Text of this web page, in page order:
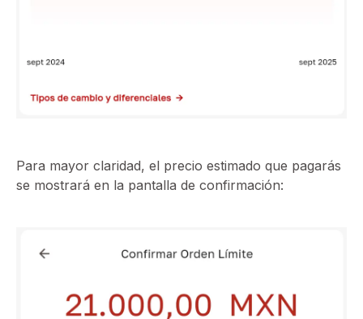
Para mayor claridad, el precio estimado que pagarás
se mostrará en la pantalla de confirmación: